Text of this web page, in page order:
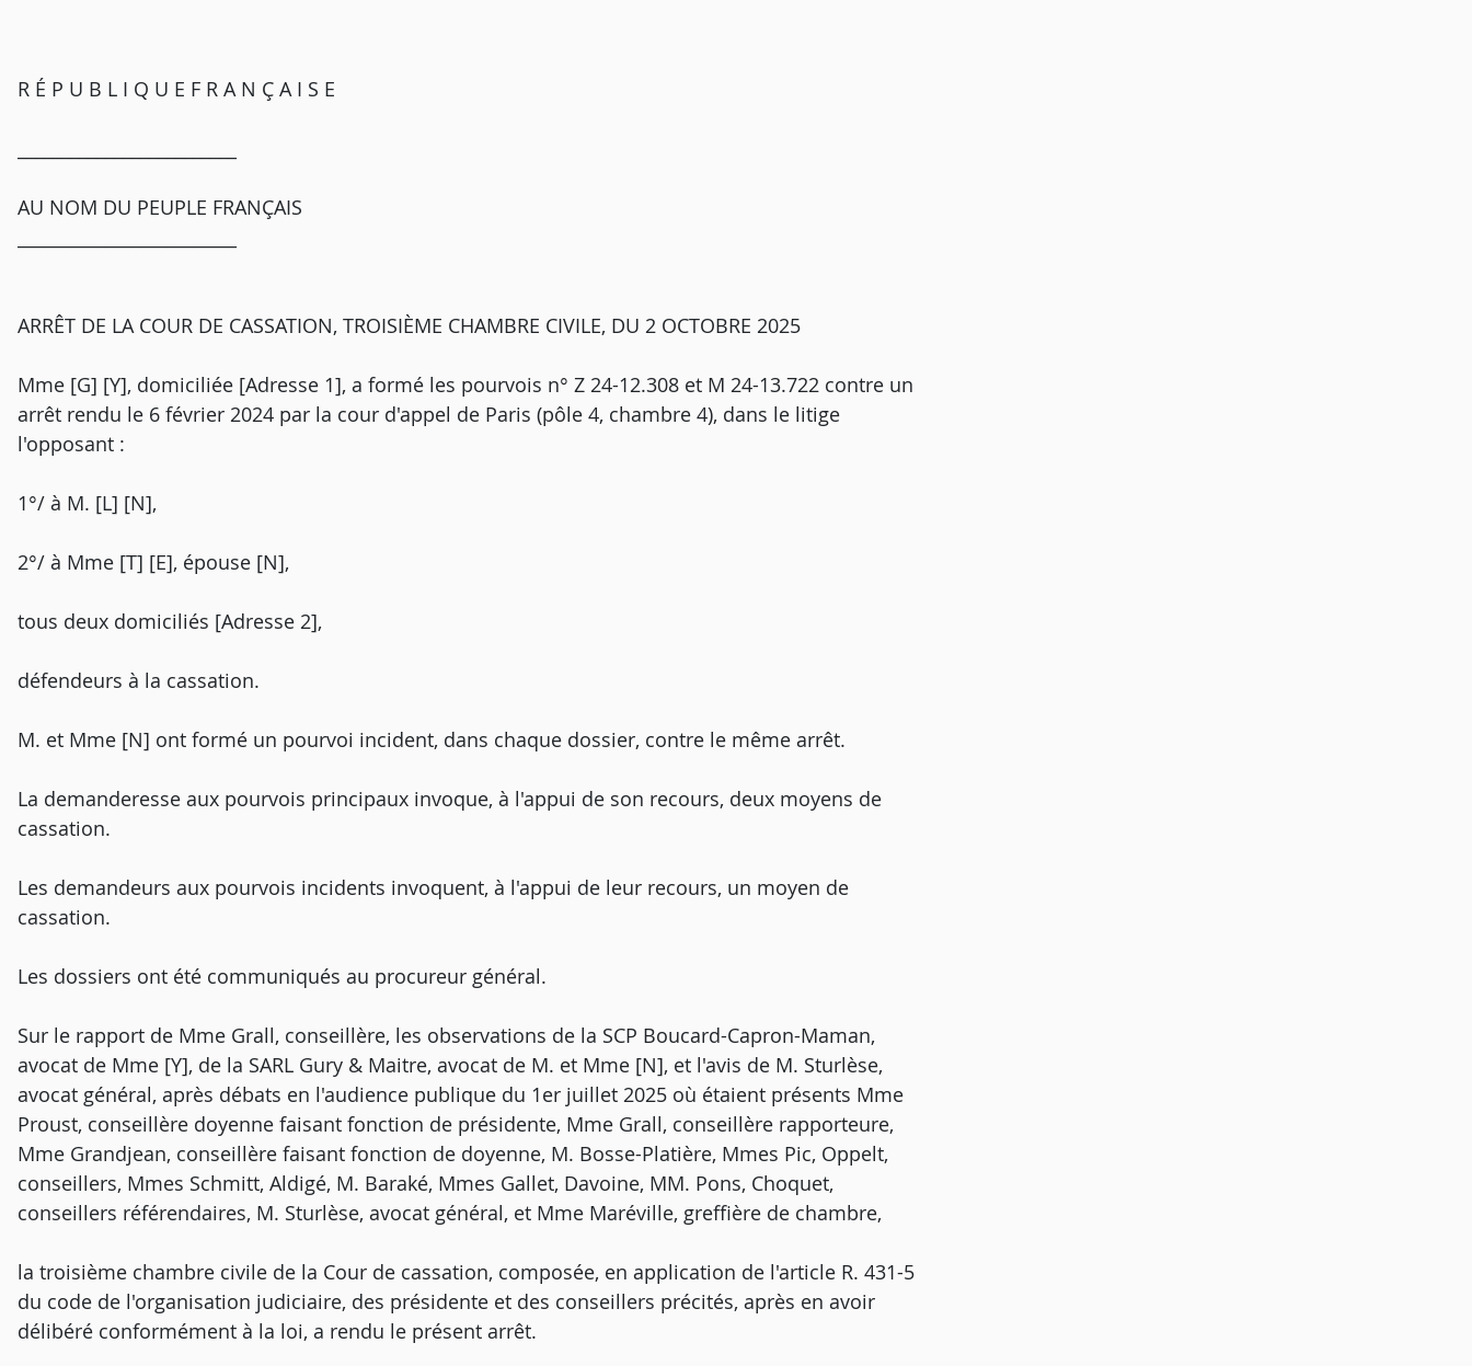
R É P U B L I Q U E F R A N Ç A I S E
AU NOM DU PEUPLE FRANÇAIS
ARRÊT DE LA COUR DE CASSATION, TROISIÈME CHAMBRE CIVILE, DU 2 OCTOBRE 2025
Mme [G] [Y], domiciliée [Adresse 1], a formé les pourvois n° Z 24-12.308 et M 24-13.722 contre un
arrêt rendu le 6 février 2024 par la cour d'appel de Paris (pôle 4, chambre 4), dans le litige
l'opposant :
1°/ à M. [L] [N],
2°/ à Mme [T] [E], épouse [N],
tous deux domiciliés [Adresse 2],
défendeurs à la cassation.
M. et Mme [N] ont formé un pourvoi incident, dans chaque dossier, contre le même arrêt.
La demanderesse aux pourvois principaux invoque, à l'appui de son recours, deux moyens de
cassation.
Les demandeurs aux pourvois incidents invoquent, à l'appui de leur recours, un moyen de
cassation.
Les dossiers ont été communiqués au procureur général.
Sur le rapport de Mme Grall, conseillère, les observations de la SCP Boucard-Capron-Maman,
avocat de Mme [Y], de la SARL Gury & Maitre, avocat de M. et Mme [N], et l'avis de M. Sturlèse,
avocat général, après débats en l'audience publique du 1er juillet 2025 où étaient présents Mme
Proust, conseillère doyenne faisant fonction de présidente, Mme Grall, conseillère rapporteure,
Mme Grandjean, conseillère faisant fonction de doyenne, M. Bosse-Platière, Mmes Pic, Oppelt,
conseillers, Mmes Schmitt, Aldigé, M. Baraké, Mmes Gallet, Davoine, MM. Pons, Choquet,
conseillers référendaires, M. Sturlèse, avocat général, et Mme Maréville, greffière de chambre,
la troisième chambre civile de la Cour de cassation, composée, en application de l'article R. 431-5
du code de l'organisation judiciaire, des présidente et des conseillers précités, après en avoir
délibéré conformément à la loi, a rendu le présent arrêt.